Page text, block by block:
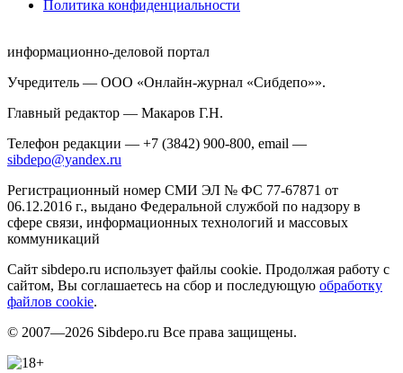
Политика конфиденциальности
информационно-деловой портал
Учредитель — ООО «Онлайн-журнал «Сибдепо»».
Главный редактор — Макаров Г.Н.
Телефон редакции — +7 (3842) 900-800, email —
sibdepo@yandex.ru
Регистрационный номер СМИ ЭЛ № ФС 77-67871 от
06.12.2016 г., выдано Федеральной службой по надзору в
сфере связи, информационных технологий и массовых
коммуникаций
Сайт sibdepo.ru использует файлы cookie. Продолжая работу с
сайтом, Вы соглашаетесь на сбор и последующую обработку
файлов cookie.
© 2007—2026 Sibdepo.ru Все права защищены.